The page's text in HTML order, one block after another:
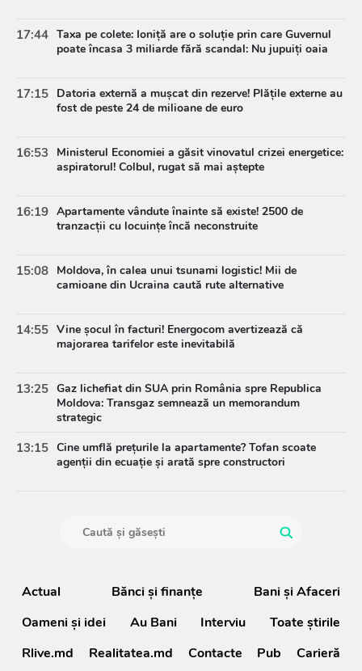
17:44 Taxa pe colete: Ioniță are o soluție prin care Guvernul
poate încasa 3 miliarde fără scandal: Nu jupuiți oaia
17:15 Datoria externă a mușcat din rezerve! Plățile externe au
fost de peste 24 de milioane de euro
16:53
Ministerul Economiei a găsit vinovatul crizei energetice:
aspiratorul! Colbul, rugat să mai aștepte
16:19 Apartamente vândute înainte să existe! 2500 de
tranzacții cu locuințe încă neconstruite
15:08 Moldova, în calea unui tsunami logistic! Mii de
camioane din Ucraina caută rute alternative
14:55 Vine șocul în facturi! Energocom avertizează că
majorarea tarifelor este inevitabilă
13:25 Gaz lichefiat din SUA prin România spre Republica
Moldova: Transgaz semnează un memorandum
strategic
13:15 Cine umflă prețurile la apartamente? Tofan scoate
agenții din ecuație și arată spre constructori
Actual Bănci şi finanţe
Bani și Afaceri
Oameni şi idei
Au Bani Interviu
Toate știrile
Rlive.md
Realitatea.md Contacte Pub Carieră